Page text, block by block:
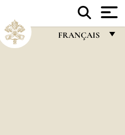
FRANÇAIS